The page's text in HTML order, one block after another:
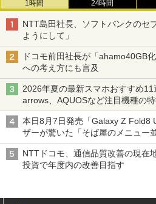
1時間 24時間
NTT島田社長、ソフトバンクのセ
ようにして」
ドコモ前田社長が「ahamo40GB
への考え方にも言及
2026年夏の最新スマホおすすめ
arrows、AQUOSなど注目機種の
本日8月7日発売「Galaxy Z Fold8
ザーが驚いた「そば屋のメニュー
NTTドコモ、通信品質改善の現
投資で年度内の改善目指す